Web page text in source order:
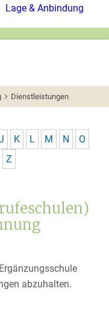
Lage & Anbindung
Dienstleistungen
K L M N
O
Z
abzuhalten.